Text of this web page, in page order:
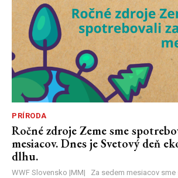
PRÍRODA
Ročné zdroje Zeme sme
mesiacov. Dnes je Svetový deň
dlhu.
WWF Slovensko |MM| Za sedem mesiacov